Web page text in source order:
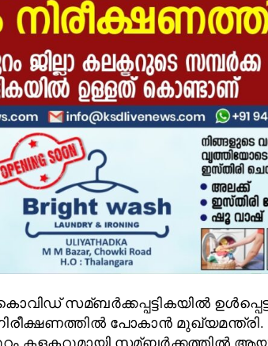
സമ്ബര്‍ക്കപ്പട്ടികയില്‍
പോകാന്‍
കളക്ടറുമായി സമ്ബര്‍ക്കത്തില്‍